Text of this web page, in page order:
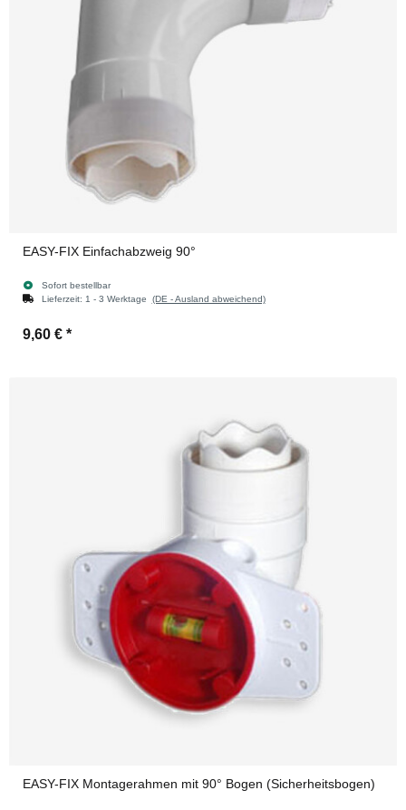
EASY-FIX Einfachabzweig 90°
Sofort bestellbar
Lieferzeit: 1 - 3 Werktage (DE - Ausland abweichend)
9,60 € *
EASY-FIX Montagerahmen mit 90° Bogen (Sicherheitsbogen)